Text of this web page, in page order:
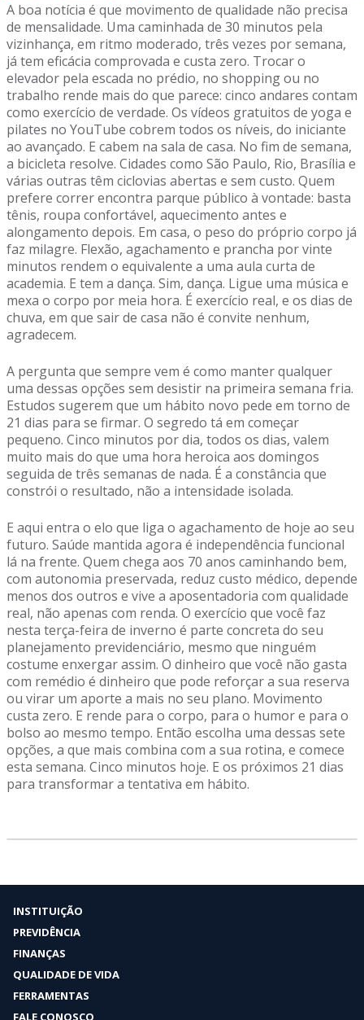
A boa notícia é que movimento de qualidade não precisa
de mensalidade. Uma caminhada de 30 minutos pela
vizinhança, em ritmo moderado, três vezes por semana,
já tem eficácia comprovada e custa zero. Trocar o
elevador pela escada no prédio, no shopping ou no
trabalho rende mais do que parece: cinco andares contam
como exercício de verdade. Os vídeos gratuitos de yoga e
pilates no YouTube cobrem todos os níveis, do iniciante
ao avançado. E cabem na sala de casa. No fim de semana,
a bicicleta resolve. Cidades como São Paulo, Rio, Brasília e
várias outras têm ciclovias abertas e sem custo. Quem
prefere correr encontra parque público à vontade: basta
tênis, roupa confortável, aquecimento antes e
alongamento depois. Em casa, o peso do próprio corpo já
faz milagre. Flexão, agachamento e prancha por vinte
minutos rendem o equivalente a uma aula curta de
academia. E tem a dança. Sim, dança. Ligue uma música e
mexa o corpo por meia hora. É exercício real, e os dias de
chuva, em que sair de casa não é convite nenhum,
agradecem.
A pergunta que sempre vem é como manter qualquer
uma dessas opções sem desistir na primeira semana fria.
Estudos sugerem que um hábito novo pede em torno de
21 dias para se firmar. O segredo tá em começar
pequeno. Cinco minutos por dia, todos os dias, valem
muito mais do que uma hora heroica aos domingos
seguida de três semanas de nada. É a constância que
constrói o resultado, não a intensidade isolada.
E aqui entra o elo que liga o agachamento de hoje ao seu
futuro. Saúde mantida agora é independência funcional
lá na frente. Quem chega aos 70 anos caminhando bem,
com autonomia preservada, reduz custo médico, depende
menos dos outros e vive a aposentadoria com qualidade
real, não apenas com renda. O exercício que você faz
nesta terça-feira de inverno é parte concreta do seu
planejamento previdenciário, mesmo que ninguém
costume enxergar assim. O dinheiro que você não gasta
com remédio é dinheiro que pode reforçar a sua reserva
ou virar um aporte a mais no seu plano. Movimento
custa zero. E rende para o corpo, para o humor e para o
bolso ao mesmo tempo. Então escolha uma dessas sete
opções, a que mais combina com a sua rotina, e comece
esta semana. Cinco minutos hoje. E os próximos 21 dias
para transformar a tentativa em hábito.
INSTITUIÇÃO
PREVIDÊNCIA
FINANÇAS
QUALIDADE DE VIDA
FERRAMENTAS
FALE CONOSCO